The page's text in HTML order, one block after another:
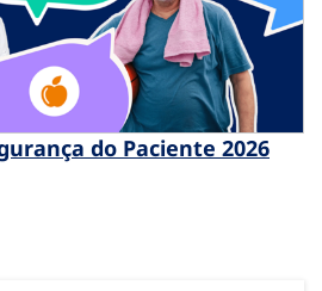
do Paciente 2026